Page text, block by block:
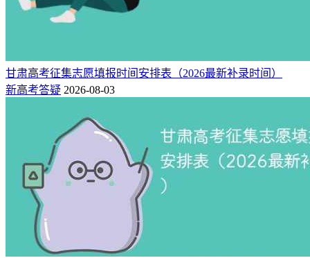
甘肃高考征集志愿填报时间安排表（2026最新补录时间）
新高考答疑 2026-08-03